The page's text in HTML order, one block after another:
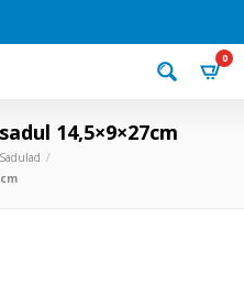
0
14,5×9×27cm
Sadulad